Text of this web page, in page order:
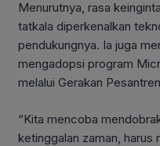
Menurutnya, rasa
tatkala diperkenalkan
pendukungnya. Ia juga
mengadopsi program
melalui Gerakan
“Kita mencoba
ketinggalan zaman, harus